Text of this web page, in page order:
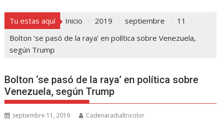
Tu estas aquí Inicio 2019 septiembre
11
Bolton ‘se pasó de la raya’ en política sobre Venezuela,
según Trump
Bolton ‘se pasó de la raya’ en política sobre
Venezuela, según Trump
septiembre 11, 2019 Cadenaradialtricolor